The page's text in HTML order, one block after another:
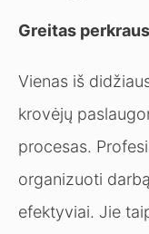
Greitas
Vienas iš
krovėjų
procesas.
organizuoti
efektyviai. Jie